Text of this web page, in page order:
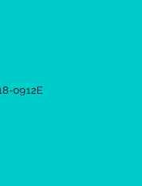
0912E